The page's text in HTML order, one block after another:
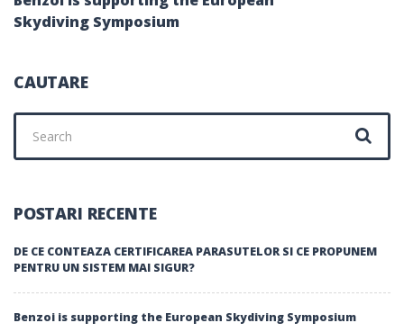
Skydiving Symposium
CAUTARE
for:
POSTARI RECENTE
DE CE CONTEAZA CERTIFICAREA PARASUTELOR SI CE PROPUNEM
PENTRU UN SISTEM MAI SIGUR?
Benzoi is supporting the European Skydiving Symposium